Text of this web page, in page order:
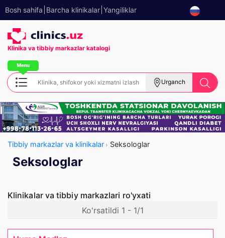
Bosh sahifa Barcha klinikalar Yangiliklar
Klinika va tibbiy markazlar katalogi
Urganch
Tibbiy markazlar va klinikalar Seksologlar
Seksologlar
Klinikalar va tibbiy markazlari ro'yxati
Ko'rsatildi 1 - 1/1